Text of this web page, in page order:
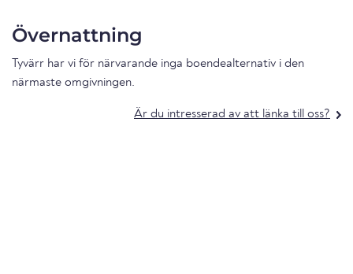
Övernattning
Tyvärr har vi för närvarande inga boendealternativ i den
närmaste omgivningen.
Är du intresserad av att länka till oss?